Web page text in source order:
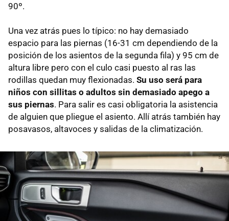
90º.
Una vez atrás pues lo típico: no hay demasiado
espacio para las piernas (16-31 cm dependiendo de la
posición de los asientos de la segunda fila) y 95 cm de
altura libre pero con el culo casi puesto al ras las
rodillas quedan muy flexionadas. Su uso será para
niños con sillitas o adultos sin demasiado apego a
sus piernas. Para salir es casi obligatoria la asistencia
de alguien que pliegue el asiento. Allí atrás también hay
posavasos, altavoces y salidas de la climatización.